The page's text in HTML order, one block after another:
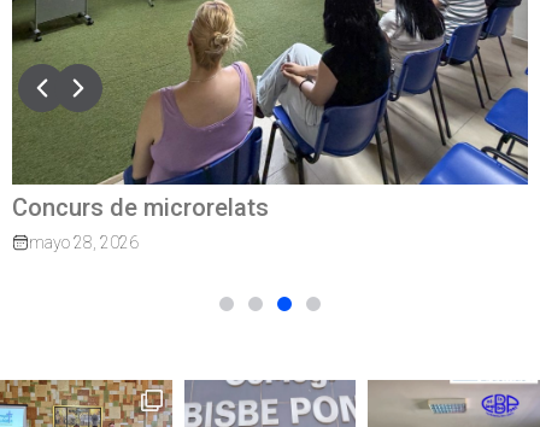
Concurs de microrelats
mayo 28, 2026